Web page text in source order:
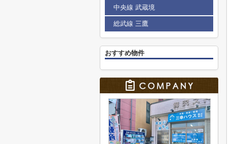
中央線 武蔵境
総武線 三鷹
おすすめ物件